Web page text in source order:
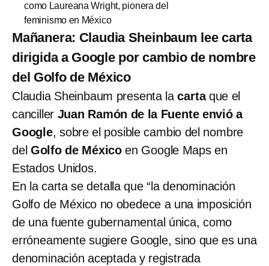
como Laureana Wright, pionera del
feminismo en México
Mañanera: Claudia Sheinbaum lee carta
dirigida a Google por cambio de nombre
del Golfo de México
Claudia Sheinbaum presenta lacartaque el
canciller Juan Ramón de la Fuente envió a
Google, sobre el posible cambio del nombre
del Golfo de México en Google Maps en
Estados Unidos.
En la carta se detalla que “la denominación
Golfo de México no obedece a una imposición
de una fuente gubernamental única, como
erróneamente sugiere Google, sino que es una
denominación aceptada y registrada